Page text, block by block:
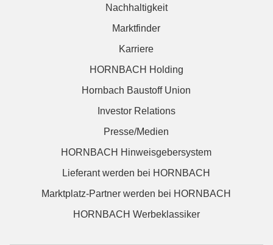
Nachhaltigkeit
Marktfinder
Karriere
HORNBACH Holding
Hornbach Baustoff Union
Investor Relations
Presse/Medien
HORNBACH Hinweisgebersystem
Lieferant werden bei HORNBACH
Marktplatz-Partner werden bei HORNBACH
HORNBACH Werbeklassiker